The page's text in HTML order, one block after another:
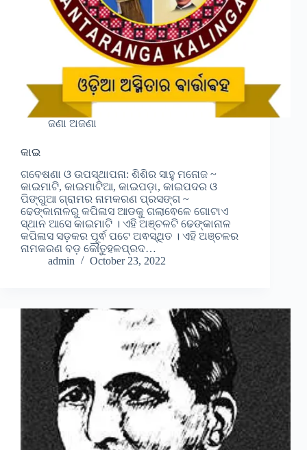
ଜଣା ଅଜଣା
କାଇ
ଗବେଷଣା ଓ ଉପସ୍ଥାପନା: ଶିଶିର ସାହୁ ମନୋଜ ~
କାଇମାଟି, କାଇମାଟିଆ, କାଇପଡ଼ା, କାଇପଦର ଓ
ପିଙ୍ଗୁଆ ଗ୍ରାମର ନାମକରଣ ପ୍ରସଙ୍ଗ ~
ଢେଙ୍କାନାଳରୁ କପିଳାସ ଆଡକୁ ଗଲାଵେଳେ ଗୋଟାଏ
ସ୍ଥାନ ଆସେ କାଇମାଟି । ଏହି ଅଞ୍ଚଳଟି ଢେଙ୍କାନାଳ
କପିଳାସ ସଡ଼କର ପୂର୍ଵ ପଟେ ଅଵସ୍ଥିତ । ଏହି ଅଞ୍ଚଳର
ନାମକରଣ ବଡ଼ କୌତୁହଳପ୍ରଦ…
admin
October 23, 2022